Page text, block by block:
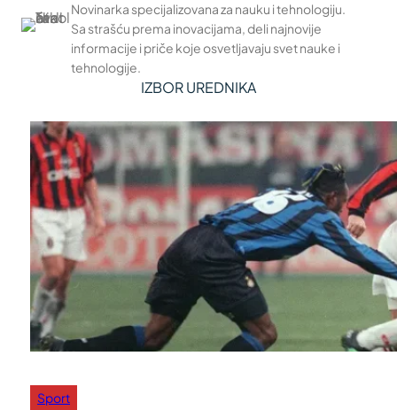
Novinarka specijalizovana za nauku i tehnologiju.
Sa strašću prema inovacijama, deli najnovije
informacije i priče koje osvetljavaju svet nauke i
tehnologije.
IZBOR UREDNIKA
Sport